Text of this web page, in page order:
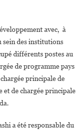
avec, à
sein des institutions
différents postes au
de programme pays
principale de
et de chargée principale
a été responsable du